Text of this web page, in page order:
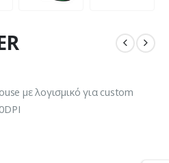
με λογισμικό για custom